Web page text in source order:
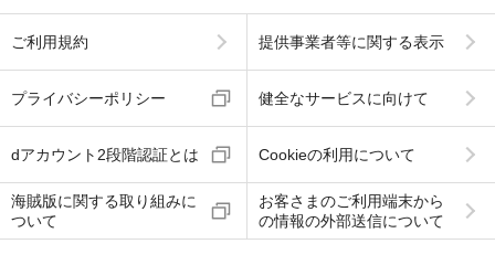
ご利用規約 提供事業者等に関する表示
プライバシーポリシー 健全なサービスに向けて
dアカウント2段階認証とは Cookieの利用について
海賊版に関する取り組みに
ついて
お客さまのご利用端末から
の情報の外部送信について